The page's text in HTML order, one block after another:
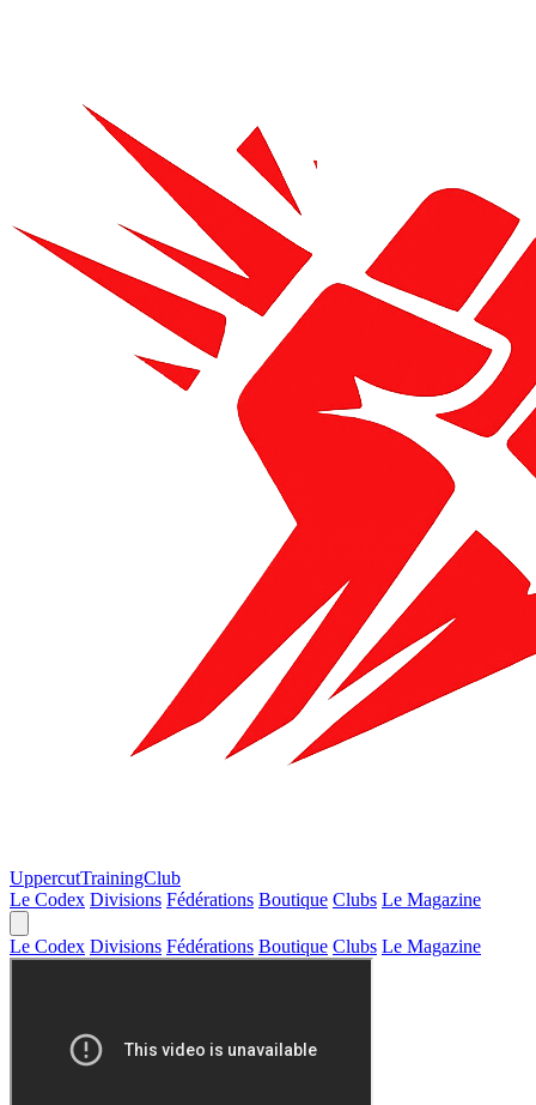
UppercutTrainingClub
Le Codex Divisions Fédérations Boutique Clubs Le Magazine
Le Codex Divisions Fédérations Boutique Clubs Le Magazine